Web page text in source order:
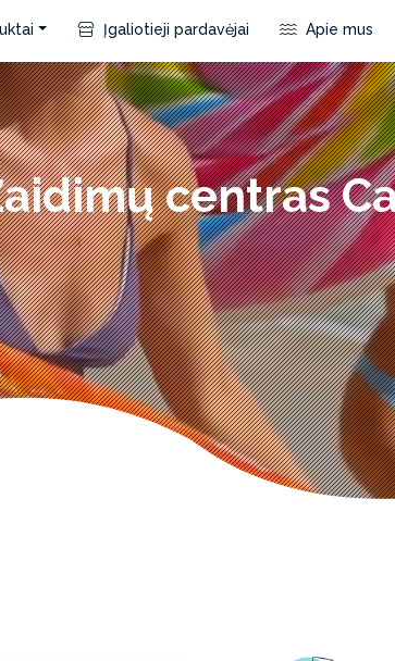
Įgaliotieji pardavėjai Apie mus
centras